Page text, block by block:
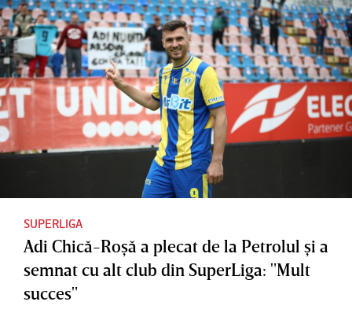
SUPERLIGA
Adi Chică-Roşă a plecat de la Petrolul şi a
semnat cu alt club din SuperLiga: "Mult
succes"